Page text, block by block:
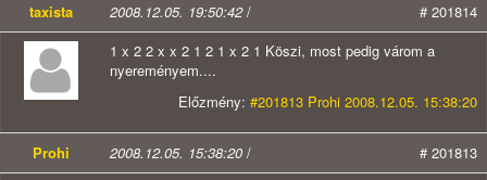
taxista 2008.12.05. 19:50:42/
# 201814
1 x 2 2 x x 2 1 2 1 x 2 1 Köszi, most pedig várom a
nyereményem....
Előzmény: #201813 Prohi 2008.12.05. 15:38:20
Prohi 2008.12.05. 15:38:20 /
# 201813